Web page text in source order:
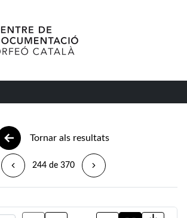
Tornar als resultats
244 de 370